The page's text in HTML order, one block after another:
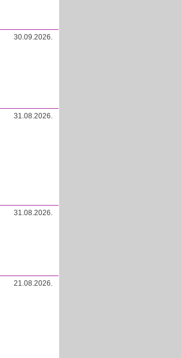
30.09.2026.
31.08.2026.
31.08.2026.
21.08.2026.